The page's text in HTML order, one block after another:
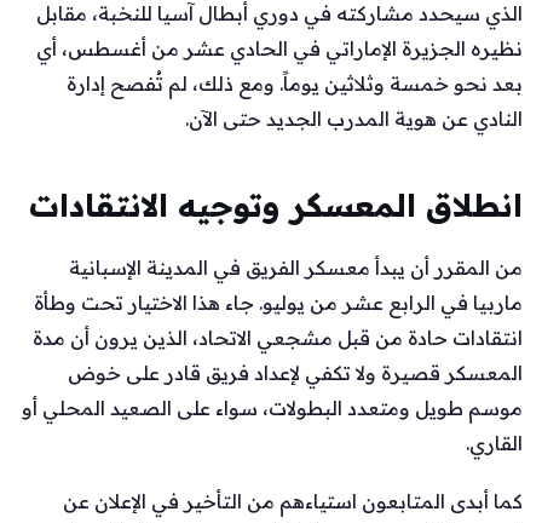
الذي سيحدد مشاركته في دوري أبطال آسيا للنخبة، مقابل
نظيره الجزيرة الإماراتي في الحادي عشر من أغسطس، أي
بعد نحو خمسة وثلاثين يوماً. ومع ذلك، لم تُفصح إدارة
النادي عن هوية المدرب الجديد حتى الآن.
انطلاق المعسكر وتوجيه الانتقادات
من المقرر أن يبدأ معسكر الفريق في المدينة الإسبانية
ماربيا في الرابع عشر من يوليو. جاء هذا الاختيار تحت وطأة
انتقادات حادة من قبل مشجعي الاتحاد، الذين يرون أن مدة
المعسكر قصيرة ولا تكفي لإعداد فريق قادر على خوض
موسم طويل ومتعدد البطولات، سواء على الصعيد المحلي أو
القاري.
كما أبدى المتابعون استياءهم من التأخير في الإعلان عن